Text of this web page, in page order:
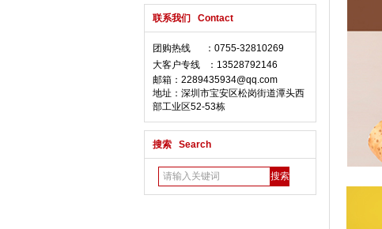
联系我们 Contact
团购热线 ：0755-32810269
大客户专线 ：13528792146
邮箱：2289435934@qq.com
地址：深圳市宝安区松岗街道潭头西
部工业区52-53栋
搜索 Search